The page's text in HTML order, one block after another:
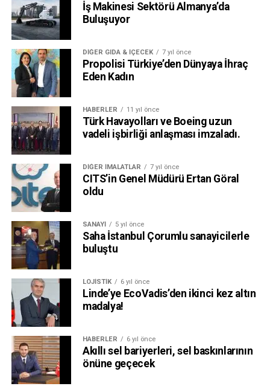
İş Makinesi Sektörü Almanya’da
Buluşuyor
DIĞER GIDA & İÇECEK 7 yıl önce
Propolisi Türkiye’den Dünyaya İhraç
Eden Kadın
HABERLER 11 yıl önce
Türk Havayolları ve Boeing uzun
vadeli işbirliği anlaşması imzaladı.
DIĞER İMALATLAR 7 yıl önce
CITS’in Genel Müdürü Ertan Göral
oldu
SANAYI 5 yıl önce
Saha İstanbul Çorumlu sanayicilerle
buluştu
LOJISTIK 6 yıl önce
Linde’ye EcoVadis’den ikinci kez altın
madalya!
HABERLER 6 yıl önce
Akıllı sel bariyerleri, sel baskınlarının
önüne geçecek